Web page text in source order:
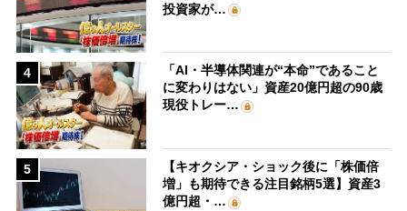
投資家が…
4
「AI・半導体関連が“本命”であること
に変わりはない」資産20億円超の90歳
現役トレー…
5
【キオクシア・ショック後に「株価倍
増」も期待できる注目銘柄5選】資産3
億円超・…